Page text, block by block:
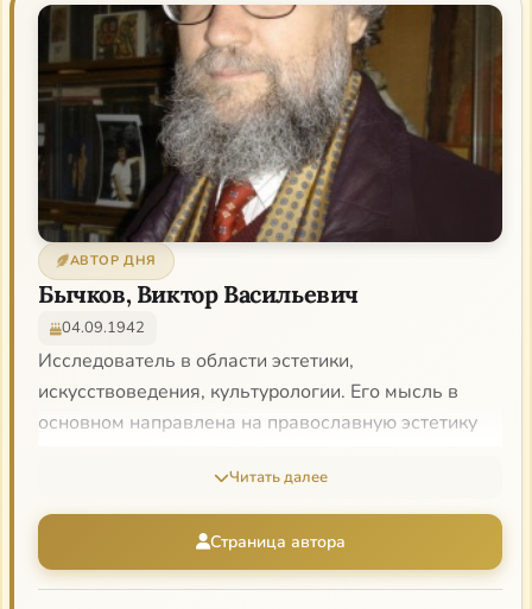
АВТОР ДНЯ
Бычков, Виктор Васильевич
04.09.1942
Исследователь в области эстетики,
искусствоведения, культурологии. Его мысль в
основном направлена на православную эстетику
религиозной философии и современных
представителей; философская тематизация) и
художественную культуру XX в.
Читать далее
Страница автора